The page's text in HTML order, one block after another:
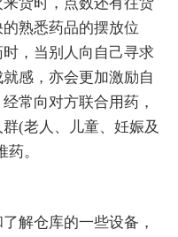
熟悉药品的摆放位
，当别人向自己寻求
感，亦会更加激励自
常向对方联合用药，
(老人、儿童、妊娠及
。
解仓库的一些设备，